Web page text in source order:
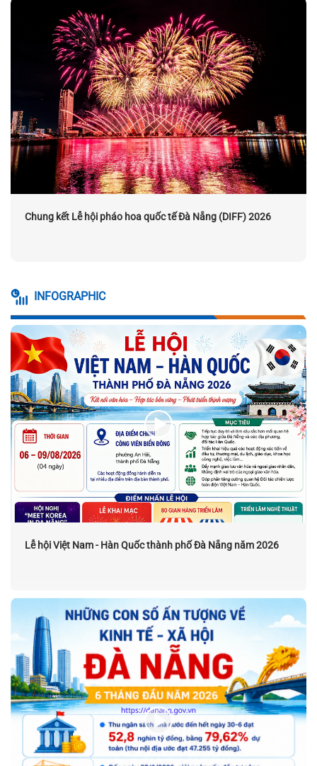
Chung kết Lễ hội pháo hoa quốc tế Đà Nẵng (DIFF) 2026
INFOGRAPHIC
Lễ hội Việt Nam - Hàn Quốc thành phố Đà Nẵng năm 2026